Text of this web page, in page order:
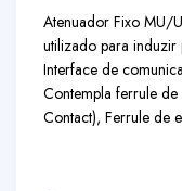
Atenuador Fixo MU/
utilizado para
Interface de
Contempla ferrule
Contact), Ferrule de